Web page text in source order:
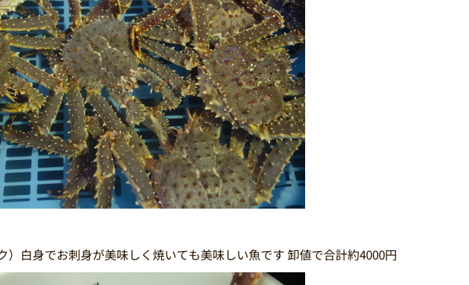
）白身でお刺身が美味しく焼いても美味しい魚です 卸値で合計約4000円